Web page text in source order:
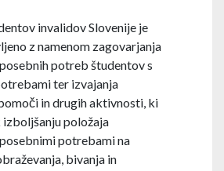
invalidov Slovenije je
z namenom zagovarjanja
potreb študentov s
ter izvajanja
in drugih aktivnosti, ki
položaja
potrebami na
bivanja in